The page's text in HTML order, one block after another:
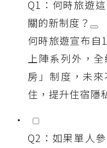
Q1：何時旅遊
關的新制度？
何時旅遊宣布自
上陣系列外，
房」制度，未
住，提升住宿隱
Q2：如果單人